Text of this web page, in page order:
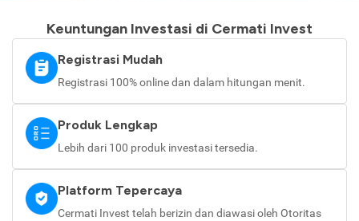
Keuntungan Investasi di Cermati Invest
Registrasi Mudah
Registrasi 100% online dan dalam hitungan menit.
Produk Lengkap
Lebih dari 100 produk investasi tersedia.
Platform Tepercaya
Cermati Invest telah berizin dan diawasi oleh Otoritas